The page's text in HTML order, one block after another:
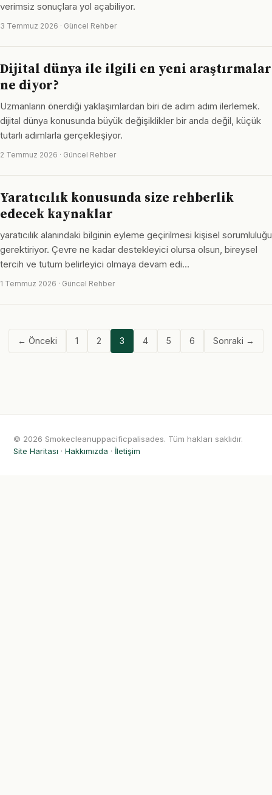
verimsiz sonuçlara yol açabiliyor.
3 Temmuz 2026 · Güncel Rehber
Dijital dünya ile ilgili en yeni araştırmalar
ne diyor?
Uzmanların önerdiği yaklaşımlardan biri de adım adım ilerlemek.
dijital dünya konusunda büyük değişiklikler bir anda değil, küçük
tutarlı adımlarla gerçekleşiyor.
2 Temmuz 2026 · Güncel Rehber
Yaratıcılık konusunda size rehberlik
edecek kaynaklar
yaratıcılık alanındaki bilginin eyleme geçirilmesi kişisel sorumluluğu
gerektiriyor. Çevre ne kadar destekleyici olursa olsun, bireysel
tercih ve tutum belirleyici olmaya devam edi…
1 Temmuz 2026 · Güncel Rehber
← Önceki 1 2 3 4 5 6 Sonraki →
© 2026 Smokecleanuppacificpalisades. Tüm hakları saklıdır.
Site Haritası · Hakkımızda · İletişim